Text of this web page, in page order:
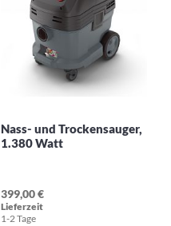
Nass- und Trockensauger,
1.380 Watt
399,00 €
Lieferzeit
1-2 Tage